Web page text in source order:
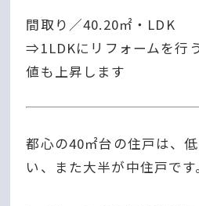
間取り／40.20㎡・LDK
⇒1LDKにリフォームを行
値も上昇します
都心の40㎡台の住戸は、
い、また大半が中住戸です